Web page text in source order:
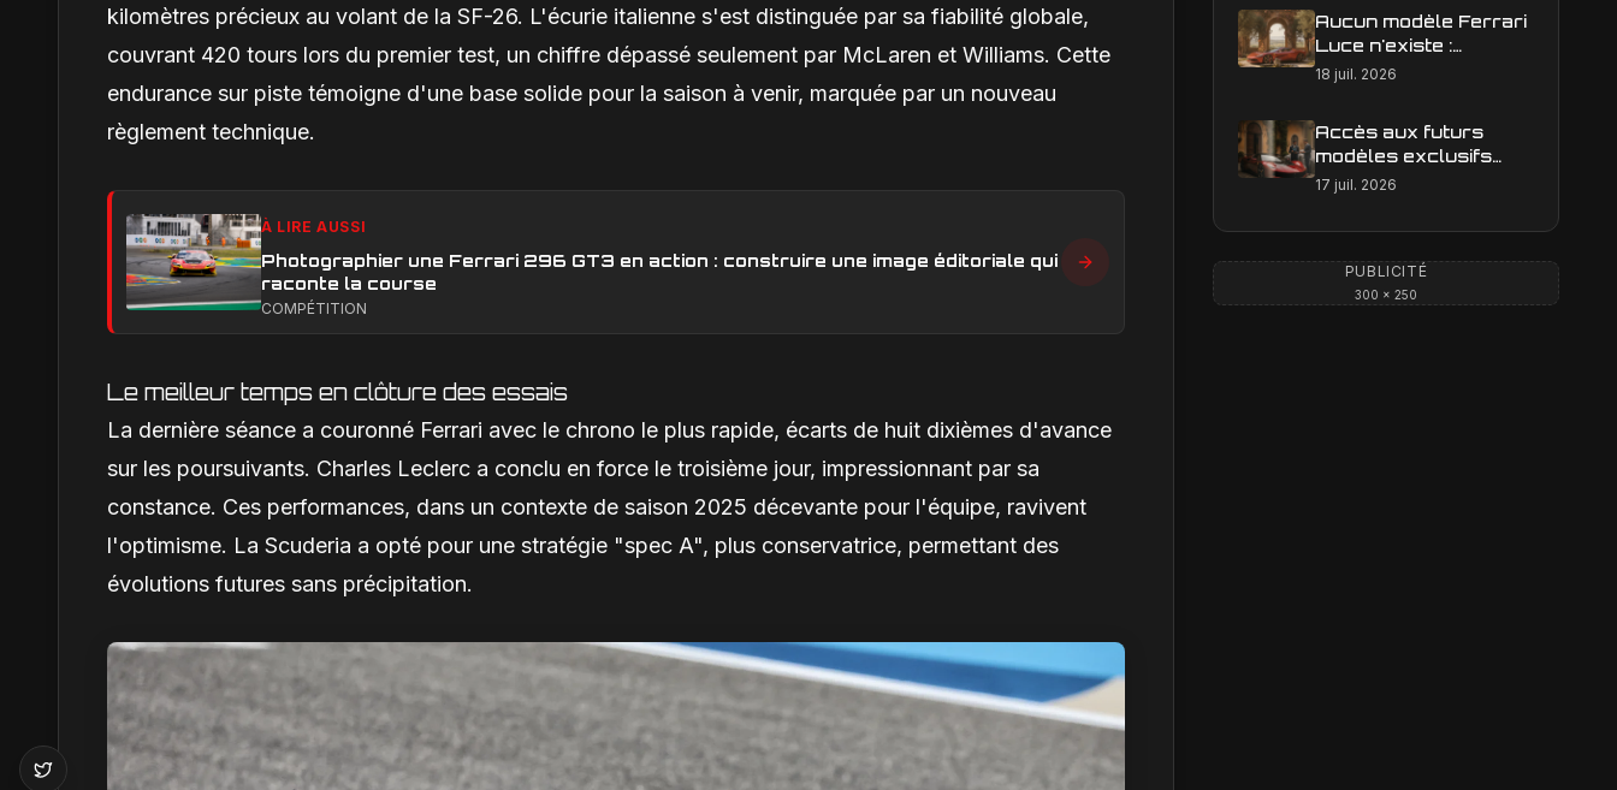
kilomètres précieux au volant de la SF-26. L'écurie italienne s'est distinguée par sa fiabilité globale,
couvrant 420 tours lors du premier test, un chiffre dépassé seulement par McLaren et Williams. Cette
endurance sur piste témoigne d'une base solide pour la saison à venir, marquée par un nouveau
règlement technique.
À LIRE AUSSI
Photographier une Ferrari 296 GT3 en action : construire une image éditoriale qui
raconte la course
COMPÉTITION
Le meilleur temps en clôture des essais
La dernière séance a couronné Ferrari avec le chrono le plus rapide, écarts de huit dixièmes d'avance
sur les poursuivants. Charles Leclerc a conclu en force le troisième jour, impressionnant par sa
constance. Ces performances, dans un contexte de saison 2025 décevante pour l'équipe, ravivent
l'optimisme. La Scuderia a opté pour une stratégie "spec A", plus conservatrice, permettant des
évolutions futures sans précipitation.
Aucun modèle Ferrari
Luce n'existe :
clarification sur les
18 juil. 2026
Accès aux futurs
modèles exclusifs
Ferrari : l'achat
est-il une réalité ?
17 juil. 2026
PUBLICITÉ
300 × 250